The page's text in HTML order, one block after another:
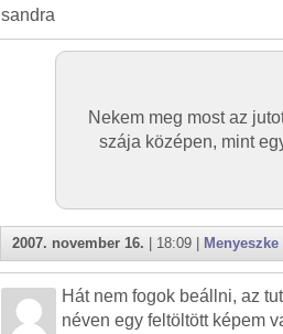
sandra
Nekem meg most az
szája középen, mint
2007. november 16. | 18:09 | Menyeszke
Hát nem fogok beállni, az
néven egy feltöltött képem